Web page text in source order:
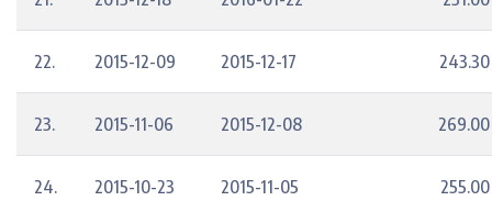
22. 2015-12-09 2015-12-17 243.30
23. 2015-11-06 2015-12-08 269.00
24. 2015-10-23 2015-11-05 255.00